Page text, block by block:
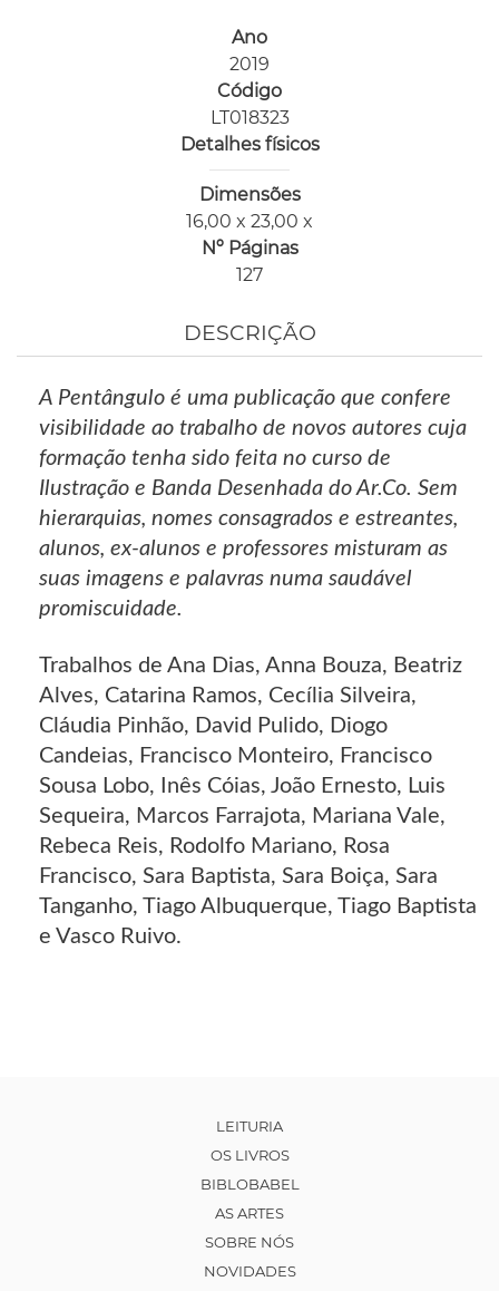
Ano
2019
Código
LT018323
Detalhes físicos
Dimensões
16,00 x 23,00 x
Nº Páginas
127
DESCRIÇÃO
A Pentângulo é uma publicação que confere
visibilidade ao trabalho de novos autores cuja
formação tenha sido feita no curso de
Ilustração e Banda Desenhada do Ar.Co. Sem
hierarquias, nomes consagrados e estreantes,
alunos, ex-alunos e professores misturam as
suas imagens e palavras numa saudável
promiscuidade.
Trabalhos de Ana Dias, Anna Bouza, Beatriz
Alves, Catarina Ramos, Cecília Silveira,
Cláudia Pinhão, David Pulido, Diogo
Candeias, Francisco Monteiro, Francisco
Sousa Lobo, Inês Cóias, João Ernesto, Luis
Sequeira, Marcos Farrajota, Mariana Vale,
Rebeca Reis, Rodolfo Mariano, Rosa
Francisco, Sara Baptista, Sara Boiça, Sara
Tanganho, Tiago Albuquerque, Tiago Baptista
e Vasco Ruivo.
LEITURIA
OS LIVROS
BIBLOBABEL
AS ARTES
SOBRE NÓS
NOVIDADES